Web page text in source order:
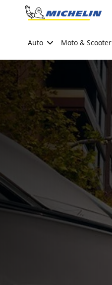
Go to page content
Auto Moto & Scooter